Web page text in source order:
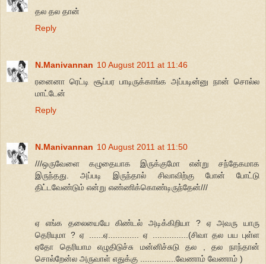
தல தல தான்
Reply
N.Manivannan 10 August 2011 at 11:46
ரனைனா ரெட்டி சூப்பர பாடிருக்காங்க அப்படின்னு நான் சொல்ல
மாட்டேன்
Reply
N.Manivannan 10 August 2011 at 11:50
///ஒருவேளை கழுதையாக இருக்குமோ என்று சந்தேகமாக
இருந்தது. அப்படி இருந்தால் சிவாவிற்கு போன் போட்டு
திட்டவேண்டும் என்று எண்ணிக்கொண்டிருந்தேன்///
ஏ எங்க தலையையே கிண்டல் அடிக்கிறியா ? ஏ அவரு யாரு
தெரியுமா ? ஏ ......ஏ............. ஏ ...............(சிவா தல பய புள்ள
ஏதோ தெரியாம எழுதிடுச்சு மன்னிச்சுடு தல , தல நாந்தான்
சொல்றேன்ல அருவாள் எதுக்கு ...............வேணாம் வேணாம் )